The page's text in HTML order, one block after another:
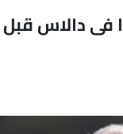
دالاس قبل